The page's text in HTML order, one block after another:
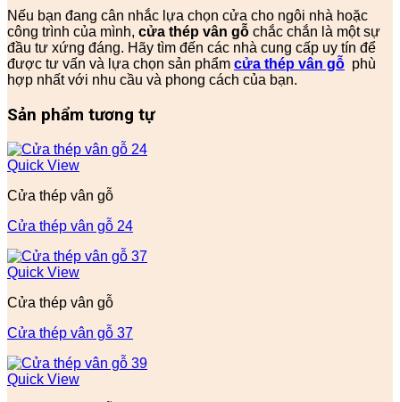
Nếu bạn đang cân nhắc lựa chọn cửa cho ngôi nhà hoặc
công trình của mình, cửa thép vân gỗ chắc chắn là một sự
đầu tư xứng đáng. Hãy tìm đến các nhà cung cấp uy tín để
được tư vấn và lựa chọn sản phẩm cửa thép vân gỗ phù
hợp nhất với nhu cầu và phong cách của bạn.
Sản phẩm tương tự
Quick View
Cửa thép vân gỗ
Cửa thép vân gỗ 24
Quick View
Cửa thép vân gỗ
Cửa thép vân gỗ 37
Quick View